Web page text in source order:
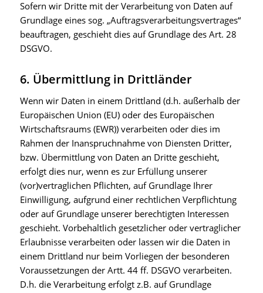
Sofern wir Dritte mit der Verarbeitung von Daten auf
Grundlage eines sog. „Auftragsverarbeitungsvertrages“
beauftragen, geschieht dies auf Grundlage des Art. 28
DSGVO.
6. Übermittlung in Drittländer
Wenn wir Daten in einem Drittland (d.h. außerhalb der
Europäischen Union (EU) oder des Europäischen
Wirtschaftsraums (EWR)) verarbeiten oder dies im
Rahmen der Inanspruchnahme von Diensten Dritter,
bzw. Übermittlung von Daten an Dritte geschieht,
erfolgt dies nur, wenn es zur Erfüllung unserer
(vor)vertraglichen Pflichten, auf Grundlage Ihrer
Einwilligung, aufgrund einer rechtlichen Verpflichtung
oder auf Grundlage unserer berechtigten Interessen
geschieht. Vorbehaltlich gesetzlicher oder vertraglicher
Erlaubnisse verarbeiten oder lassen wir die Daten in
einem Drittland nur beim Vorliegen der besonderen
Voraussetzungen der Artt. 44 ff. DSGVO verarbeiten.
D.h. die Verarbeitung erfolgt z.B. auf Grundlage